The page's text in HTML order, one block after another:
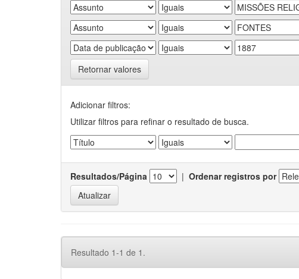
Retornar valores
Adicionar filtros:
Utilizar filtros para refinar o resultado de busca.
Resultados/Página | Ordenar registros por
Resultado 1-1 de 1.